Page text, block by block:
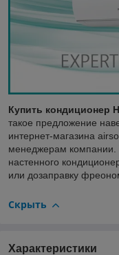
Купить кондиционер
такое предложение
интернет-магазина
менеджерам компании.
настенного
или дозаправку
Скрыть
Характеристики